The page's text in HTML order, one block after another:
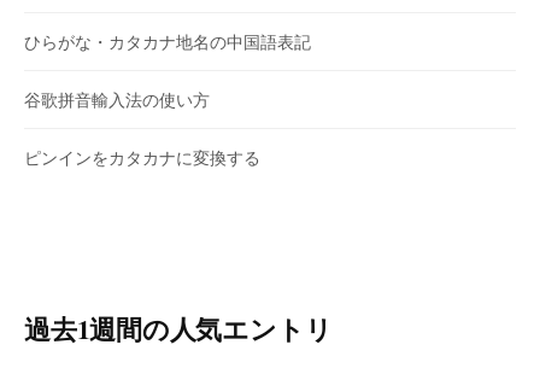
ひらがな・カタカナ地名の中国語表記
谷歌拼音輸入法の使い方
ピンインをカタカナに変換する
過去1週間の人気エントリ